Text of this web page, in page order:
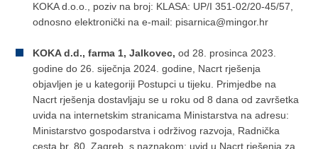
KOKA d.o.o., poziv na broj: KLASA: UP/I 351-02/20-45/57,
odnosno elektronički na e-mail: pisarnica@mingor.hr
KOKA d.d., farma 1, Jalkovec, od 28. prosinca 2023.
godine do 26. siječnja 2024. godine, Nacrt rješenja
objavljen je u kategoriji Postupci u tijeku. Primjedbe na
Nacrt rješenja dostavljaju se u roku od 8 dana od završetka
uvida na internetskim stranicama Ministarstva na adresu:
Ministarstvo gospodarstva i održivog razvoja, Radnička
cesta br. 80, Zagreb, s naznakom: uvid u Nacrt rješenja za